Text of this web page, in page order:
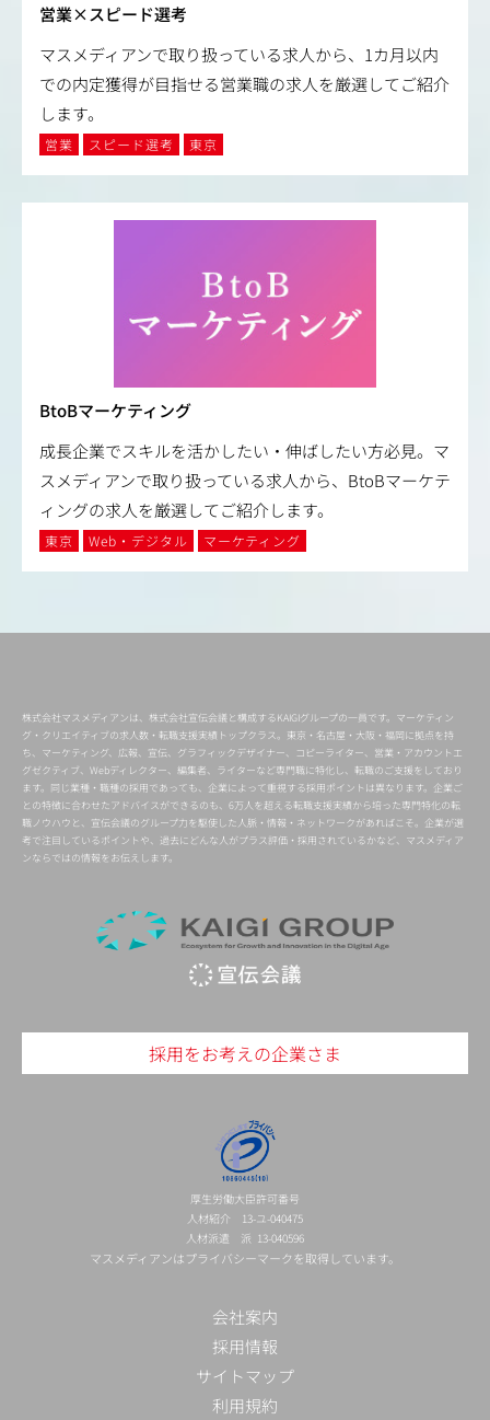
営業×スピード選考
マスメディアンで取り扱っている求人から、1カ月以内
での内定獲得が目指せる営業職の求人を厳選してご紹介
します。
営業 スピード選考 東京
BtoBマーケティング
成長企業でスキルを活かしたい・伸ばしたい方必見。マ
スメディアンで取り扱っている求人から、BtoBマーケテ
ィングの求人を厳選してご紹介します。
東京 Web・デジタル マーケティング
株式会社マスメディアンは、株式会社宣伝会議と構成するKAIGIグループの一員です。マーケティン
グ・クリエイティブの求人数・転職支援実績トップクラス。東京・名古屋・大阪・福岡に拠点を持
ち、マーケティング、広報、宣伝、グラフィックデザイナー、コピーライター、営業・アカウントエ
グゼクティブ、Webディレクター、編集者、ライターなど専門職に特化し、転職のご支援をしており
ます。同じ業種・職種の採用であっても、企業によって重視する採用ポイントは異なります。企業ご
との特徴に合わせたアドバイスができるのも、6万人を超える転職支援実績から培った専門特化の転
職ノウハウと、宣伝会議のグループ力を駆使した人脈・情報・ネットワークがあればこそ。企業が選
考で注目しているポイントや、過去にどんな人がプラス評価・採用されているかなど、マスメディア
ンならではの情報をお伝えします。
採用をお考えの企業さま
厚生労働大臣許可番号
人材紹介 13-ユ-040475
人材派遣 派 13-040596
マスメディアンはプライバシーマークを取得しています。
会社案内
採用情報
サイトマップ
利用規約